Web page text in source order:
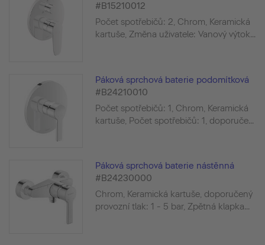
#B15210012
Počet spotřebičů: 2, Chrom, Keramická
kartuše, Změna uživatele: Vanový výtok...
Páková sprchová baterie podomítková
#B24210010
Počet spotřebičů: 1, Chrom, Keramická
kartuše, Počet spotřebičů: 1, doporuče...
Páková sprchová baterie nástěnná
#B24230000
Chrom, Keramická kartuše, doporučený
provozní tlak: 1 - 5 bar, Zpětná klapka...